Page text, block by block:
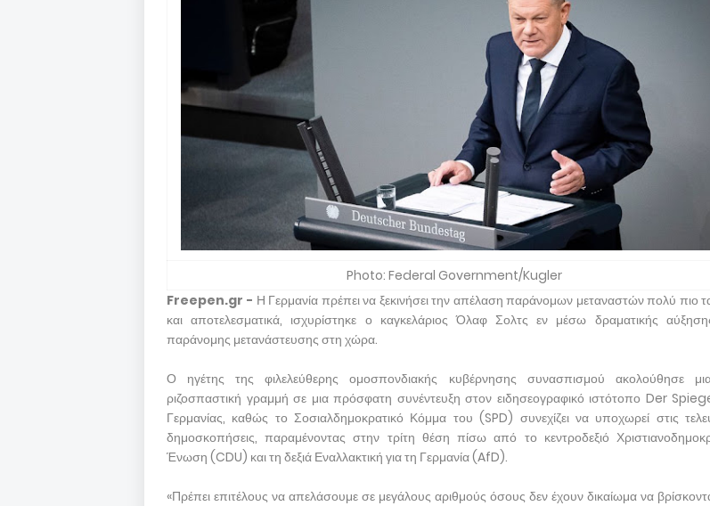
Photo: Federal Government/Kugler
Freepen.gr - Η Γερμανία πρέπει να ξεκινήσει την απέλαση παράνομων μεταναστών πολύ πιο
και αποτελεσματικά, ισχυρίστηκε ο καγκελάριος Όλαφ Σολτς εν μέσω δραματικής
παράνομης μετανάστευσης στη χώρα.
Ο ηγέτης της φιλελεύθερης ομοσπονδιακής κυβέρνησης συνασπισμού ακολούθησε
ριζοσπαστική γραμμή σε μια πρόσφατη συνέντευξη στον ειδησεογραφικό ιστότοπο Der
Γερμανίας, καθώς το Σοσιαλδημοκρατικό Κόμμα του (SPD) συνεχίζει να υποχωρεί στις
δημοσκοπήσεις, παραμένοντας στην τρίτη θέση πίσω από το κεντροδεξιό
Ένωση (CDU) και τη δεξιά Εναλλακτική για τη Γερμανία (AfD).
«Πρέπει επιτέλους να απελάσουμε σε μεγάλους αριθμούς όσους δεν έχουν δικαίωμα να